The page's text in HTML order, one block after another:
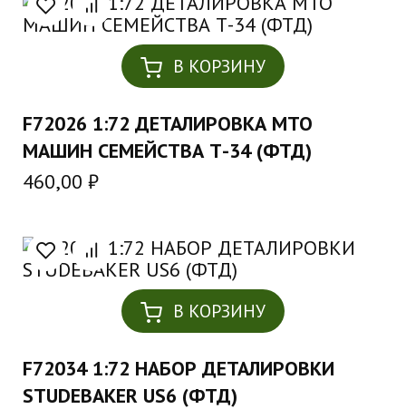
В КОРЗИНУ
F72026 1:72 ДЕТАЛИРОВКА МТО
МАШИН СЕМЕЙСТВА Т-34 (ФТД)
460,00 ₽
В КОРЗИНУ
F72034 1:72 НАБОР ДЕТАЛИРОВКИ
STUDEBAKER US6 (ФТД)